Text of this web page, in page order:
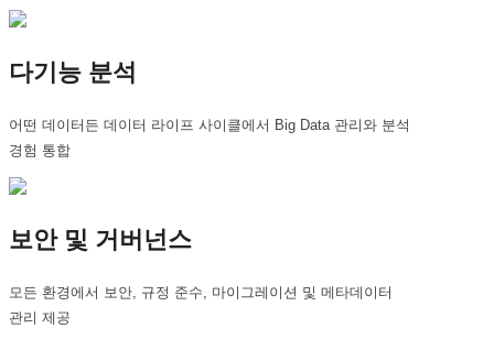
다기능 분석
어떤 데이터든 데이터 라이프 사이클에서 Big Data 관리와 분석
경험 통합
보안 및 거버넌스
모든 환경에서 보안, 규정 준수, 마이그레이션 및 메타데이터
관리 제공